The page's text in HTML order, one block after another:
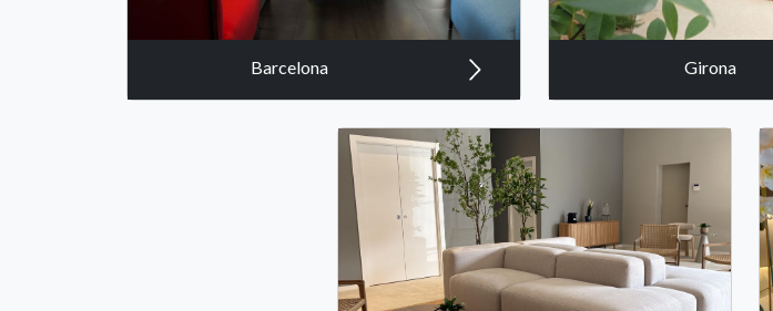
Barcelona Girona